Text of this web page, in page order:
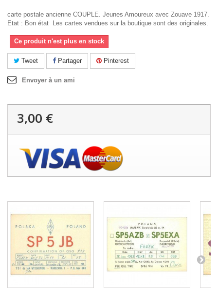
carte postale ancienne COUPLE. Jeunes Amoureux avec Zouave 1917.
Etat : Bon état Les cartes vendues sur la boutique sont des originales.
Ce produit n'est plus en stock
Tweet Partager Pinterest
Envoyer à un ami
3,00 €